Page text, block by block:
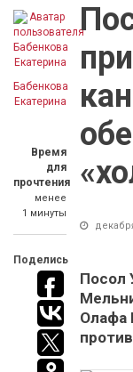
Бабенкова
Екатерина
Время
для
прочтения
менее
1 минуты
Поделись
Посол
Олафа